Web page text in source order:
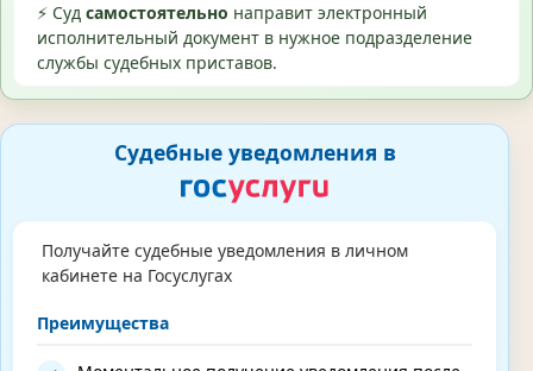
⚡ Суд самостоятельно направит электронный
исполнительный документ в нужное подразделение
службы судебных приставов.
Судебные уведомления в
Получайте судебные уведомления в личном
кабинете на Госуслугах
Преимущества